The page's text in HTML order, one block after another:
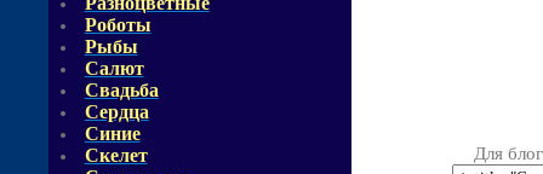
Роботы
Рыбы
Салют
Свадьба
Сердца
Синие
Скелет
Для